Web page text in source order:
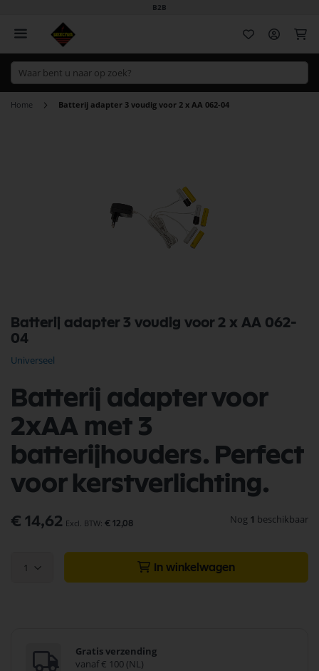
B2B
Home Batterij adapter 3 voudig voor 2 x AA 062-04
Batterij adapter 3 voudig voor 2 x AA 062-
04
Universeel
Batterij adapter voor
2xAA met 3
batterijhouders. Perfect
voor kerstverlichting.
€ 14,62 € 12,08 Nog 1 beschikbaar
1 In winkelwagen
Gratis verzending
vanaf € 100 (NL)
naar
het
van
afbeeldingen-
gallerij